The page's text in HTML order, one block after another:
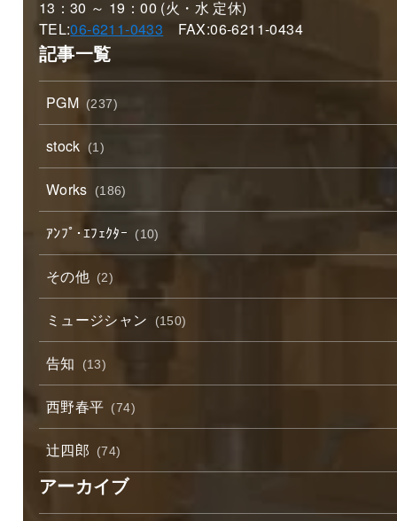
13：30 ～ 19：00 (火・水 定休)
TEL:06-6211-0433 FAX:06-6211-0434
記事一覧
PGM (237)
stock (1)
Works (186)
ｱﾝﾌﾟ･ｴﾌｪｸﾀｰ (10)
その他 (2)
ミュージシャン (150)
告知 (13)
西野春平 (74)
辻四郎 (74)
アーカイブ